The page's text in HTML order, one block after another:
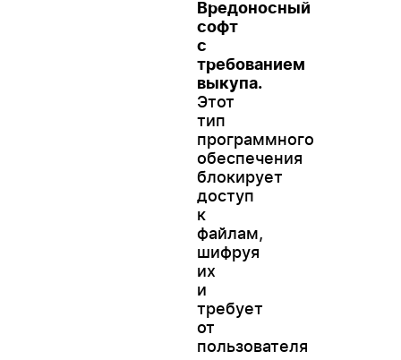
Вредоносный
софт
с
требованием
выкупа.
Этот
тип
программного
обеспечения
блокирует
доступ
к
файлам,
шифруя
их
и
требует
от
пользователя